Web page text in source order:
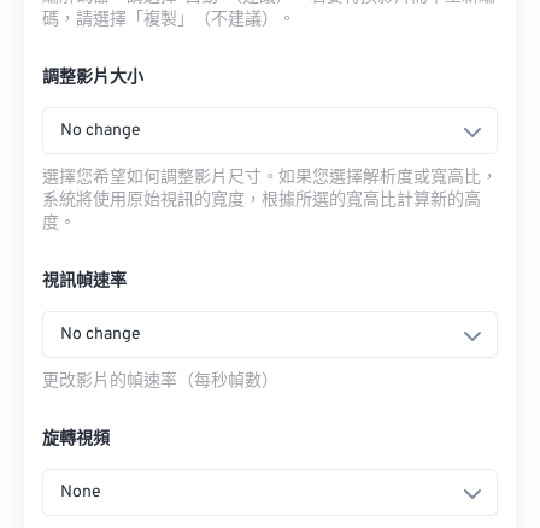
碼，請選擇「複製」（不建議）。
調整影片大小
No change
選擇您希望如何調整影片尺寸。如果您選擇解析度或寬高比，
系統將使用原始視訊的寬度，根據所選的寬高比計算新的高
度。
視訊幀速率
No change
更改影片的幀速率（每秒幀數）
旋轉視頻
None